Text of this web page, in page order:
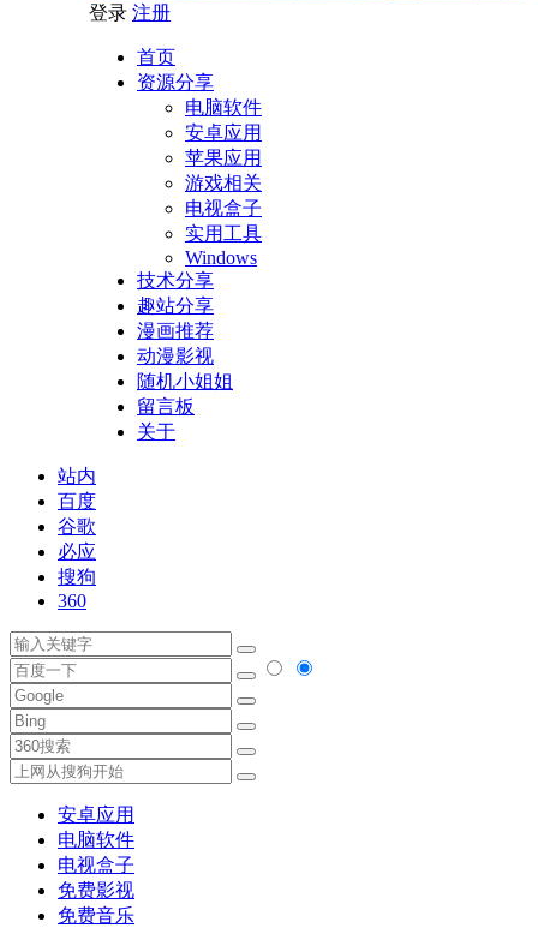
登录 注册
首页
资源分享
电脑软件
安卓应用
苹果应用
游戏相关
电视盒子
实用工具
Windows
技术分享
趣站分享
漫画推荐
动漫影视
随机小姐姐
留言板
关于
站内
百度
谷歌
必应
搜狗
360
安卓应用
电脑软件
电视盒子
免费影视
免费音乐